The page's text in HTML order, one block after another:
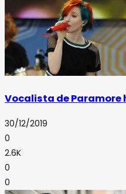
Vocalista de
30/12/2019
0
2.6K
0
0